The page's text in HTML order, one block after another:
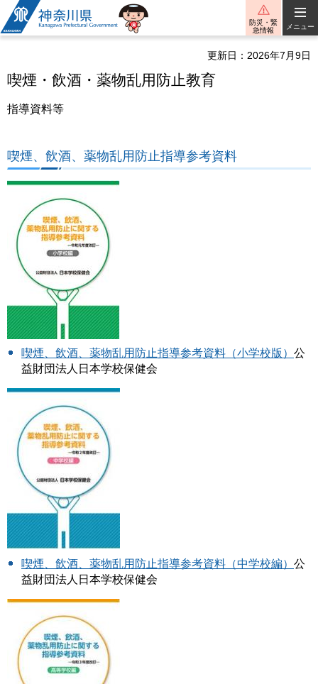
神奈川県
防災・緊
急情報
メニュー
更新日：2026年7月9日
喫煙・飲酒・薬物乱用防止教育
指導資料等
喫煙、飲酒、薬物乱用防止指導参考資料
喫煙、飲酒、薬物乱用防止指導参考資料（小学校版） 公
益財団法人日本学校保健会
喫煙、飲酒、薬物乱用防止指導参考資料（中学校編） 公
益財団法人日本学校保健会